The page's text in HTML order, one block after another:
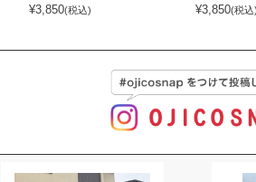
¥3,850(税込)
¥3,850(税込)